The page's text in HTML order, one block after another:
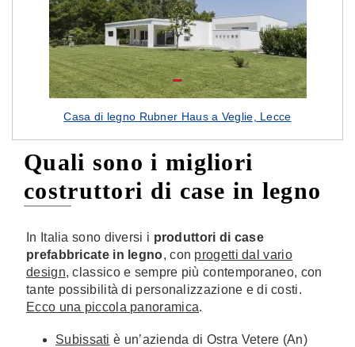
Casa di legno Rubner Haus a Veglie, Lecce
Quali sono i migliori
costruttori di case in legno
In Italia sono diversi i produttori di case
prefabbricate in legno, con progetti dal vario
design, classico e sempre più contemporaneo, con
tante possibilità di personalizzazione e di costi.
Ecco una piccola panoramica.
Subissati è un’azienda di Ostra Vetere (An)